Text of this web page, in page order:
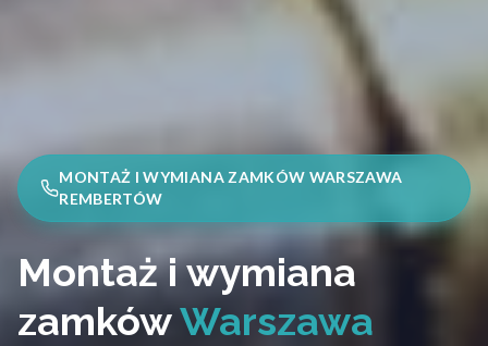
MONTAŻ I WYMIANA ZAMKÓW WARSZAWA
REMBERTÓW
Montaż i wymiana
zamkówWarszawa